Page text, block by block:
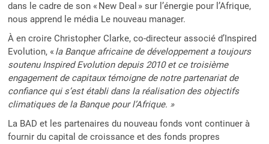
dans le cadre de son « New Deal » sur l’énergie pour l’Afrique,
nous apprend le média Le nouveau manager.
À en croire Christopher Clarke, co-directeur associé d’Inspired
Evolution, « la Banque africaine de développement a toujours
soutenu Inspired Evolution depuis 2010 et ce troisième
engagement de capitaux témoigne de notre partenariat de
confiance qui s’est établi dans la réalisation des objectifs
climatiques de la Banque pour l’Afrique. »
La BAD et les partenaires du nouveau fonds vont continuer à
fournir du capital de croissance et des fonds propres